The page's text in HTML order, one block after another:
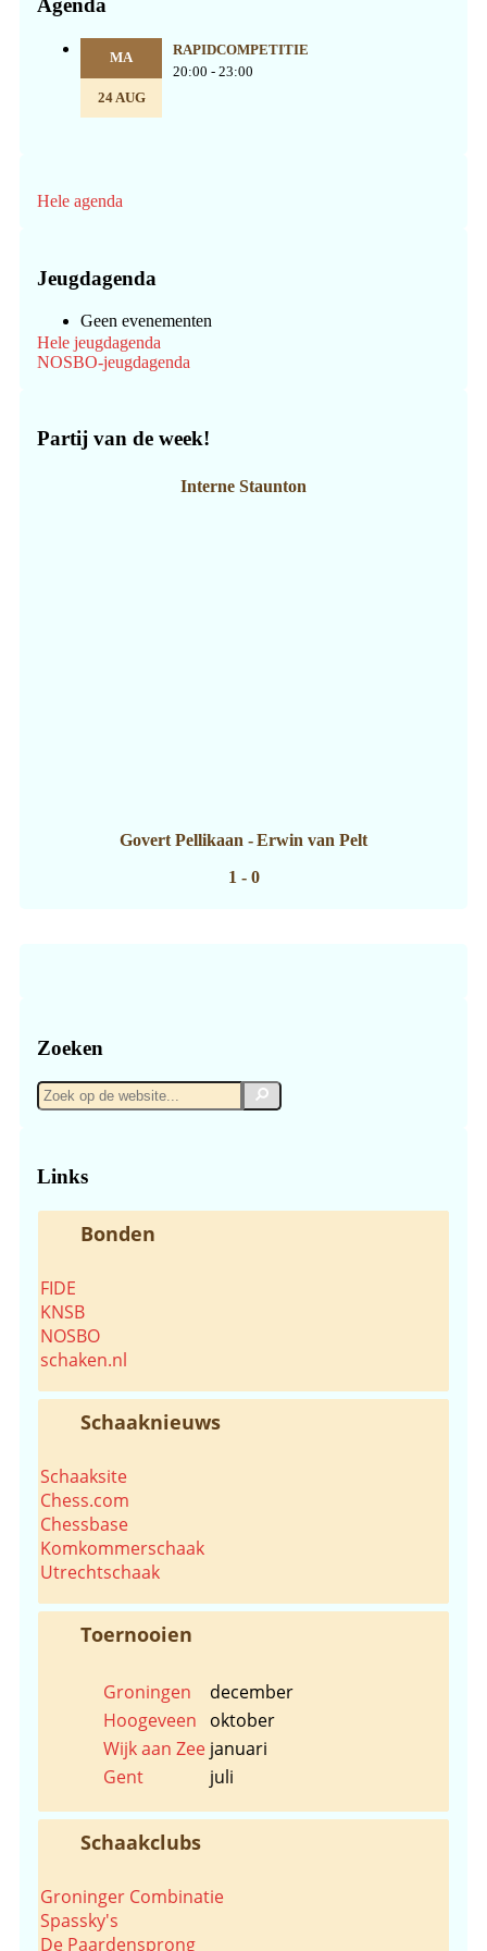
Agenda
MA
24 AUG
RAPIDCOMPETITIE
20:00 - 23:00
Hele agenda
Jeugdagenda
Geen evenementen
Hele jeugdagenda
NOSBO-jeugdagenda
Partij van de week!
Interne Staunton
Govert Pellikaan - Erwin van Pelt
1 - 0
Zoeken
Zoek
op
Zoek
Links
Bonden
FIDE
KNSB
NOSBO
schaken.nl
Schaaknieuws
Schaaksite
Chess.com
Chessbase
Komkommerschaak
Utrechtschaak
Toernooien
Groningen
december
Hoogeveen
oktober
Wijk aan Zee januari
Gent
juli
Schaakclubs
Groninger Combinatie
Spassky's
De Paardensprong